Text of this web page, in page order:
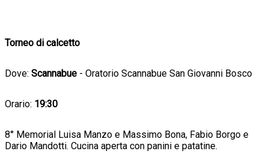
Torneo di calcetto
Dove: Scannabue - Oratorio Scannabue San Giovanni Bosco
Orario: 19:30
8° Memorial Luisa Manzo e Massimo Bona, Fabio Borgo e
Dario Mandotti. Cucina aperta con panini e patatine.